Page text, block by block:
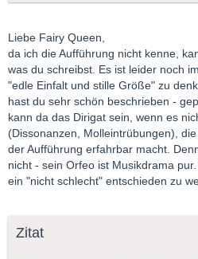
Liebe Fairy Queen,
da ich die Aufführung nicht kenne,
was du schreibst. Es ist leider noch
"edle Einfalt und stille Größe" zu
hast du sehr schön beschrieben -
kann da das Dirigat sein, wenn es
(Dissonanzen, Molleintrübungen),
der Aufführung erfahrbar macht.
nicht - sein Orfeo ist Musikdrama
ein "nicht schlecht" entschieden zu
Zitat